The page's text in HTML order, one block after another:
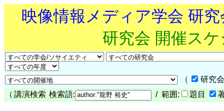
映像情報メディア学会 研
研究会 開催ス
（
研究
（ 講演検索 検索語: / 範囲: 題目